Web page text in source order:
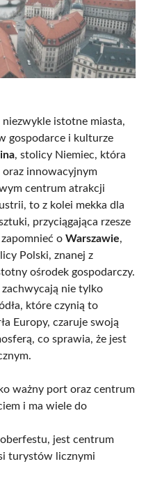
istotne miasta,
gospodarce i kulturze
, stolicy Niemiec, która
innowacyjnym
centrum atrakcji
to z kolei mekka dla
przyciągająca rzesze
o Warszawie,
Polski, znanej z
ośrodek gospodarczy.
nie tylko
które czynią to
Europy, czaruje swoją
co sprawia, że jest
ważny port oraz centrum
i ma wiele do
jest centrum
turystów licznymi